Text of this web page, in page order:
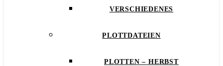
VERSCHIEDENES
PLOTTDATEIEN
PLOTTEN – HERBST